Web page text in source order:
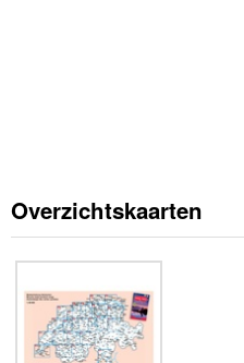
Overzichtskaarten